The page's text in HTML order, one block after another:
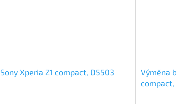
Sony Xperia Z1 compact, D5503
Výměna
compact,